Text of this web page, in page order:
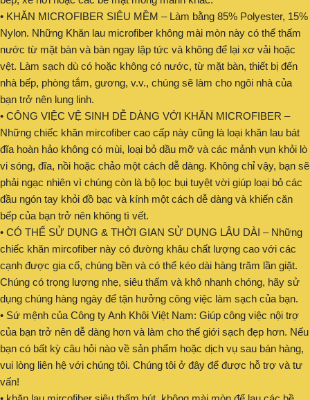
• KHĂN MICROFIBER SIÊU MỀM – Làm bằng 85% Polyester, 15%
Nylon. Những Khăn lau microfiber không mài mòn này có thể thấm
nước từ mặt bàn và bàn ngay lập tức và không để lại xơ vải hoặc
vệt. Làm sạch dù có hoặc không có nước, từ mặt bàn, thiết bị đến
nhà bếp, phòng tắm, gương, v.v., chúng sẽ làm cho ngôi nhà của
bạn trở nên lung linh.
• CÔNG VIỆC VỆ SINH DỄ DÀNG VỚI KHĂN MICROFIBER –
Những chiếc khăn mircofiber cao cấp này cũng là loại khăn lau bát
đĩa hoàn hảo không có mùi, loại bỏ dầu mỡ và các mảnh vụn khỏi lò
vi sóng, đĩa, nồi hoặc chảo một cách dễ dàng. Không chỉ vậy, bạn sẽ
phải ngạc nhiên vì chúng còn là bộ lọc bụi tuyệt vời giúp loại bỏ các
đầu ngón tay khỏi đồ bạc và kính một cách dễ dàng và khiến căn
bếp của bạn trở nên không tì vết.
• CÓ THỂ SỬ DỤNG & THỜI GIAN SỬ DỤNG LÂU DÀI – Những
chiếc khăn mircofiber này có đường khâu chất lượng cao với các
cạnh được gia cố, chúng bền và có thể kéo dài hàng trăm lần giặt.
Chúng có trọng lượng nhẹ, siêu thấm và khô nhanh chóng, hãy sử
dụng chúng hàng ngày để tận hưởng công việc làm sạch của bạn.
• Sứ mệnh của Công ty Anh Khôi Việt Nam: Giúp công việc nội trợ
của bạn trở nên dễ dàng hơn và làm cho thế giới sạch đẹp hơn. Nếu
bạn có bất kỳ câu hỏi nào về sản phẩm hoặc dịch vụ sau bán hàng,
vui lòng liên hệ với chúng tôi. Chúng tôi ở đây để được hỗ trợ và tư
vấn!